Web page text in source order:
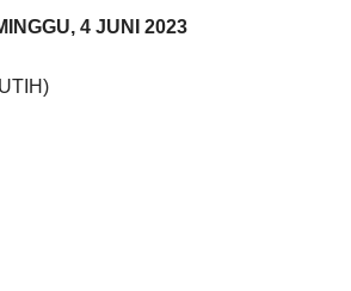
4 JUNI 2023